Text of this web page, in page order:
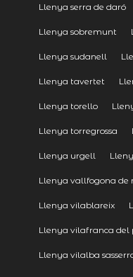
Llenya serra de daró
Llenya sobremunt
Llenya sudanell
Llenya tavertet
Llenya torello
Llenya torregrossa
Llenya urgell
Llenya vallfogona de
Llenya vilablareix
Llenya vilafranca del
Llenya vilalba